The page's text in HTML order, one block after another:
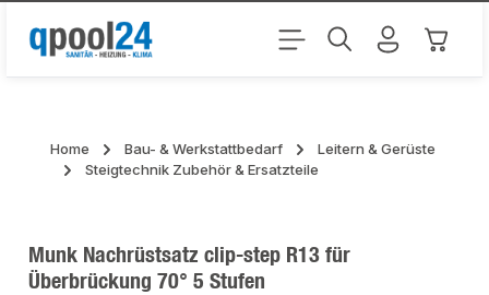
Zum Hauptinhalt springen
Home Bau- & Werkstattbedarf
Leitern & Gerüste
Steigtechnik Zubehör & Ersatzteile
Munk Nachrüstsatz clip-step R13 für
Überbrückung 70° 5 Stufen